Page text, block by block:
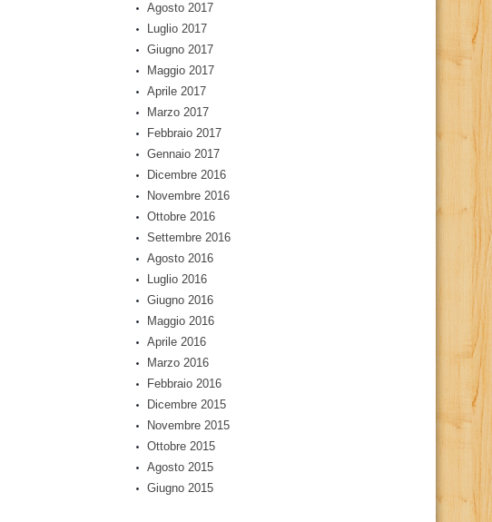
Agosto 2017
Luglio 2017
Giugno 2017
Maggio 2017
Aprile 2017
Marzo 2017
Febbraio 2017
Gennaio 2017
Dicembre 2016
Novembre 2016
Ottobre 2016
Settembre 2016
Agosto 2016
Luglio 2016
Giugno 2016
Maggio 2016
Aprile 2016
Marzo 2016
Febbraio 2016
Dicembre 2015
Novembre 2015
Ottobre 2015
Agosto 2015
Giugno 2015